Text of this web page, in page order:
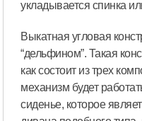
укладывается спинка
Выкатная угловая
“дельфином”. Такая
как состоит из трех
механизм будет
сиденье, которое